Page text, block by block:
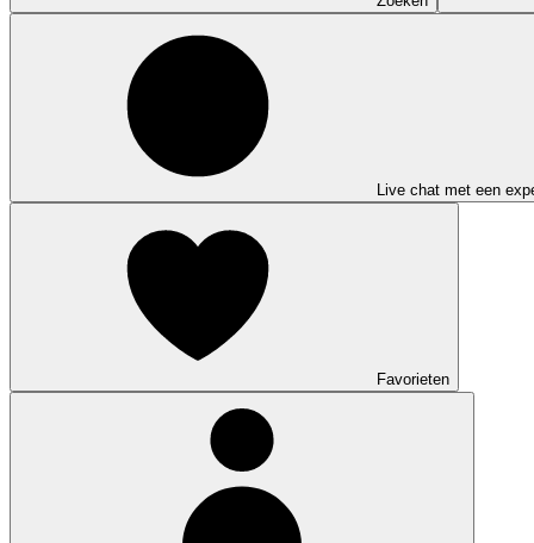
Live chat met een
Favorieten